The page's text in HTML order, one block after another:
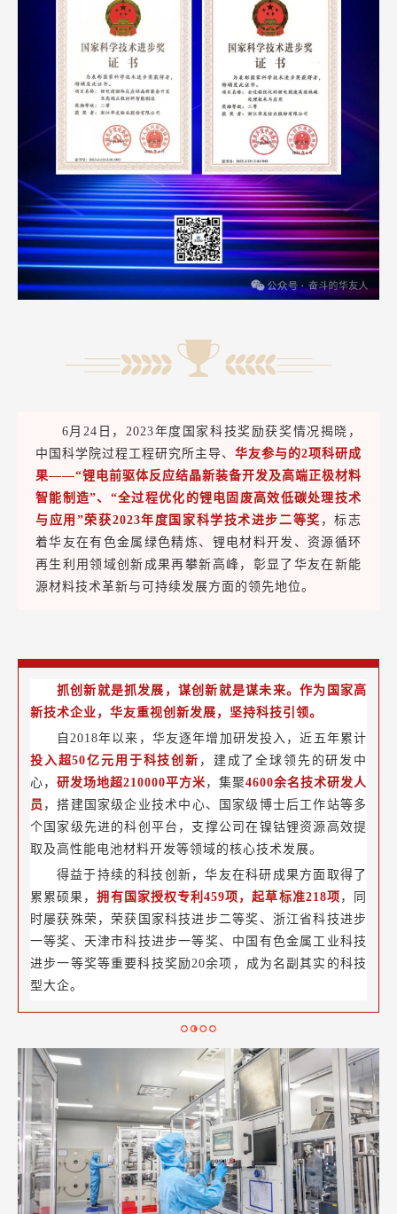
6月24日，2023年度国家科技奖励获奖情况揭晓，
中国科学院过程工程研究所主导、 华友参与的2项科研成
果——“锂电前驱体反应结晶新装备开发及高端正极材料
智能制造”、“全过程优化的锂电固废高效低碳处理技术
与应用”荣获2023年度国家科学技术进步二等奖 ，标志
着华友在有色金属绿色精炼、锂电材料开发、资源循环
再生利用领域创新成果再攀新高峰，彰显了华友在新能
源材料技术革新与可持续发展方面的领先地位。
抓创新就是抓发展，谋创新就是谋未来。作为国家高
新技术企业，华友重视创新发展，坚持科技引领。
自2018年以来，华友逐年增加研发投入，近五年累计
投入超50亿元用于科技创新 ，建成了全球领先的研发中
心， 研发场地超210000平方米 ，集聚4600余名技术研发人
员 ，搭建国家级企业技术中心、国家级博士后工作站等多
个国家级先进的科创平台，支撑公司在镍钴锂资源高效提
取及高性能电池材料开发等领域的核心技术发展。
得益于持续的科技创新，华友在科研成果方面取得了
累累硕果，拥有国家授权专利459项，起草标准218项 ，同
时屡获殊荣，荣获国家科技进步二等奖、浙江省科技进步
一等奖、天津市科技进步一等奖、中国有色金属工业科技
进步一等奖等重要科技奖励20余项，成为名副其实的科技
型大企。